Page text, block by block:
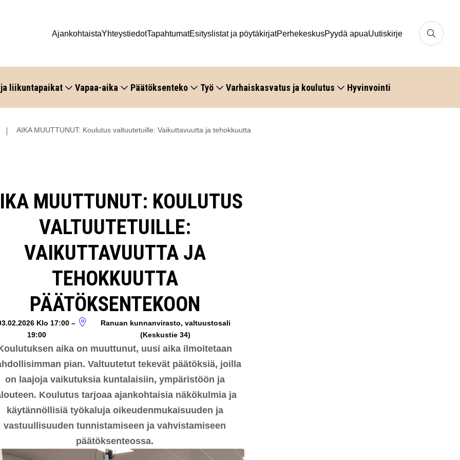
AjankohtaistaYhteystiedotTapahtumatEsityslistat ja pöytäkirjatPerhekeskusPyydä apuaUutiskirje
liikuntapaikat Vapaa-aika Päätöksenteko Työ Varhaiskasvatus ja koulutus Hyvinvointi
AIKA MUUTTUNUT: Koulutus valtuutetuille: Vaikuttavuutta ja tehokkuutta
MUUTTUNUT: KOULUTUS
VALTUUTETUILLE:
VAIKUTTAVUUTTA JA
TEHOKKUUTTA
PÄÄTÖKSENTEKOON
Klo 17:00 –
19:00
Ranuan kunnanvirasto, valtuustosali
(Keskustie 34)
aika on muuttunut, uusi aika ilmoitetaan
pian. Valtuutetut tekevät päätöksiä, joilla
on laajoja vaikutuksia kuntalaisiin, ympäristöön ja
Koulutus tarjoaa ajankohtaisia näkökulmia ja
käytännöllisiä työkaluja oikeudenmukaisuuden ja
vastuullisuuden tunnistamiseen ja vahvistamiseen
päätöksenteossa.